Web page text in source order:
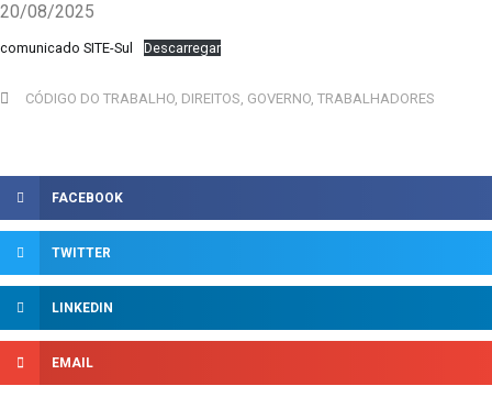
20/08/2025
comunicado SITE-Sul Descarregar
CÓDIGO DO TRABALHO, DIREITOS, GOVERNO, TRABALHADORES
FACEBOOK
TWITTER
LINKEDIN
EMAIL